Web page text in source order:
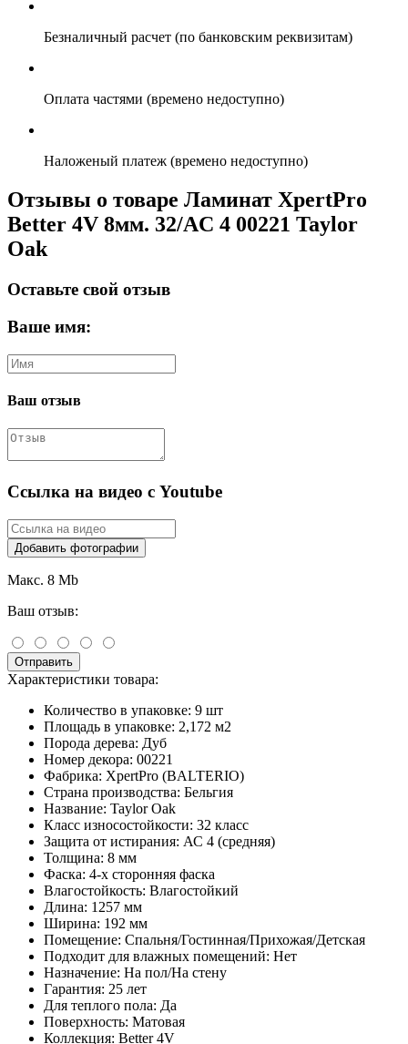
Безналичный расчет (по банковским реквизитам)
Оплата частями (времено недоступно)
Наложеный платеж (времено недоступно)
Отзывы о товаре Ламинат XpertPro
Better 4V 8мм. 32/AC 4 00221 Taylor
Oak
Оставьте свой отзыв
Ваше имя:
Ваш отзыв
Ссылка на видео с Youtube
Добавить фотографии
Макс. 8 Mb
Ваш отзыв:
Отправить
Характеристики товара:
Количество в упаковке: 9 шт
Площадь в упаковке: 2,172 м2
Порода дерева: Дуб
Номер декора: 00221
Фабрика: XpertPro (BALTERIO)
Страна производства: Бельгия
Название: Taylor Oak
Класс износостойкости: 32 класс
Защита от истирания: АС 4 (средняя)
Толщина: 8 мм
Фаска: 4-х сторонняя фаска
Влагостойкость: Влагостойкий
Длина: 1257 мм
Ширина: 192 мм
Помещение: Спальня/Гостинная/Прихожая/Детская
Подходит для влажных помещений: Нет
Назначение: На пол/На стену
Гарантия: 25 лет
Для теплого пола: Да
Поверхность: Матовая
Коллекция: Better 4V